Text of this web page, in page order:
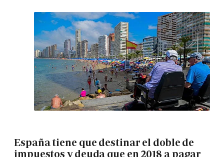
España tiene que destinar el doble de
impuestos y deuda que en 2018 a pagar